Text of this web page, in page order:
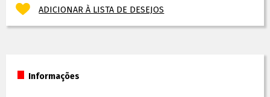
ADICIONAR À LISTA DE DESEJOS
Informações